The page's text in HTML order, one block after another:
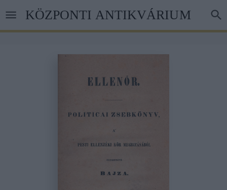
to
main
KÖZPONTI ANTIKVÁRIUM